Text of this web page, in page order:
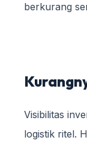
berkurang
Visibilitas
logistik ritel.